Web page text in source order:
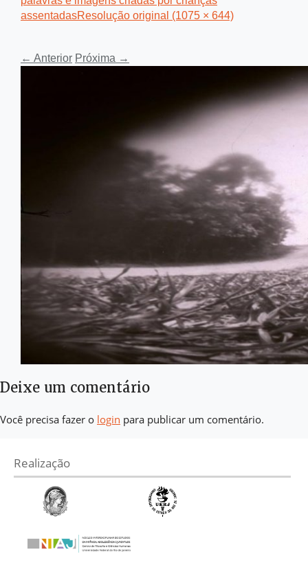
assentadasResolução original (1075 × 644)
← Anterior Próxima →
Deixe um comentário
Você precisa fazer o login para publicar um comentário.
Realização